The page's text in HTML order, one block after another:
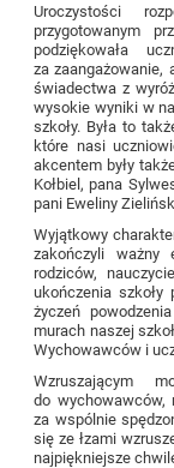
Uroczystości
przygotowanym
podziękowała
za zaangażowanie,
świadectwa z
wysokie wyniki w
szkoły. Była to
które nasi
akcentem były
Kołbiel, pana
pani Eweliny
Wyjątkowy
zakończyli ważny
rodziców,
ukończenia szkoły
życzeń
murach naszej
Wychowawców i
Wzruszającym
do wychowawców,
za wspólnie
się ze łzami
najpiękniejsze